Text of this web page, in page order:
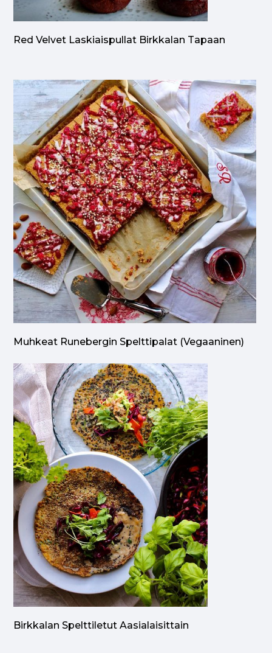
Red Velvet Laskiaispullat Birkkalan Tapaan
Muhkeat Runebergin Spelttipalat (vegaaninen)
Birkkalan Spelttiletut Aasialaisittain